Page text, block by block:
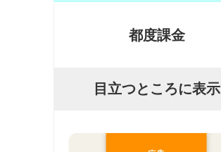
都度課金
目立つところに表示